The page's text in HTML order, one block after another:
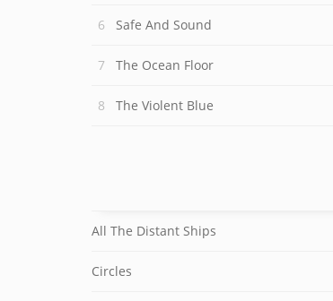
Safe And Sound
The Ocean Floor
The Violent Blue
All The Distant Ships
Circles